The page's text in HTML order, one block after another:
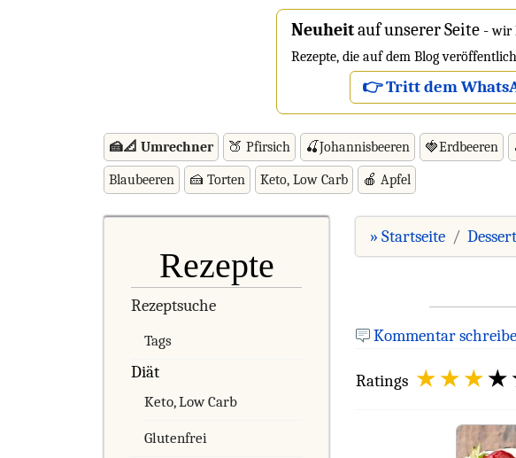
Neuheitauf unserer Seite -wir
Rezepte, die auf dem Blog
👉 Tritt dem
🍰📐 Umrechner 🍑 Pfirsich 🍒Johannisbeeren 🍓Erdbeeren
Blaubeeren 🍰 Torten Keto, Low Carb 🍎 Apfel
Rezepte
Rezeptsuche
Tags
Diät
Keto, Low Carb
Glutenfrei
» Startseite Dessert
Kommentar
Ratings